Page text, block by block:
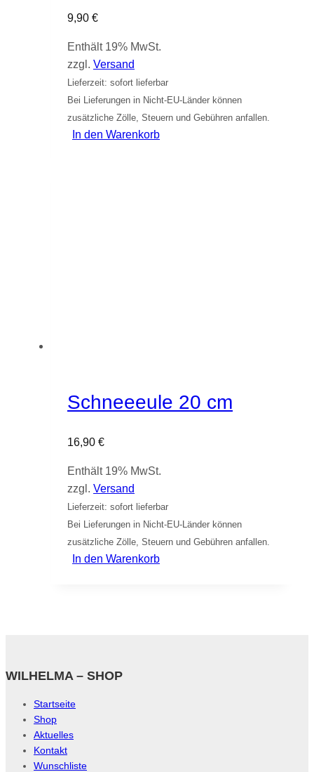
9,90 €
Enthält 19% MwSt.
zzgl. Versand
Lieferzeit: sofort lieferbar
Bei Lieferungen in Nicht-EU-Länder können
zusätzliche Zölle, Steuern und Gebühren anfallen.
In den Warenkorb
Schneeeule 20 cm
16,90 €
Enthält 19% MwSt.
zzgl. Versand
Lieferzeit: sofort lieferbar
Bei Lieferungen in Nicht-EU-Länder können
zusätzliche Zölle, Steuern und Gebühren anfallen.
In den Warenkorb
WILHELMA – SHOP
Startseite
Shop
Aktuelles
Kontakt
Wunschliste